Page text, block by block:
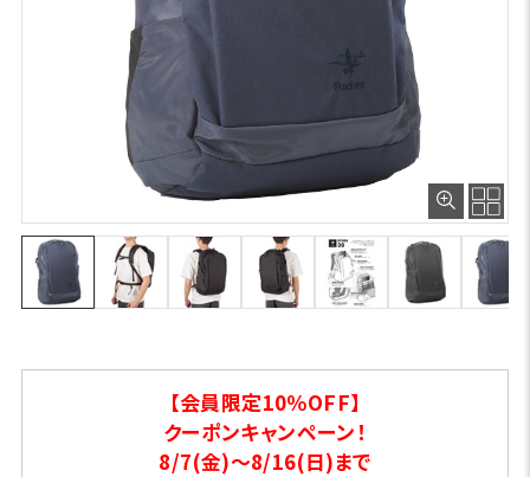
【会員限定10％OFF】
クーポンキャンペーン！
8/7(金)～8/16(日)まで